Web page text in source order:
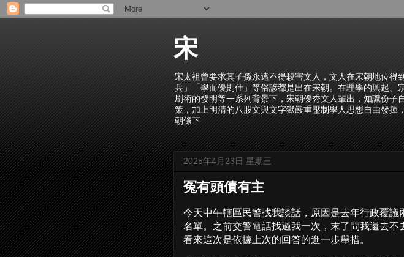
宋
宋太祖曾要求其子孫永遠不得殺害文人，文人在宋朝地位
兵」「學而優則仕」等俗諺都是出在宋朝。在理學的興起
刷術的發明等一系列背景下，宋朝優秀文人輩出，知識份
策，加上明清的八股文與文字獄嚴重壓制學人思想自由發
朝條下
2025年4月23日 星期三
冤有頭債有主
今天中午轄區民警找我談話，原因是去年行政覆議
名單。之前交警電話找過我一次，末了問我還去不
看來這次是依據上次的回答的進一步舉措。